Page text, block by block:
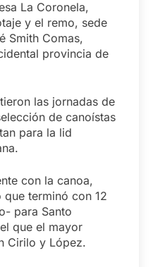
La Coronela,
y el remo, sede
Smith Comas,
provincia de
las jornadas de
de canoístas
para la lid
con la canoa,
terminó con 12
para Santo
que el mayor
Cirilo y López.